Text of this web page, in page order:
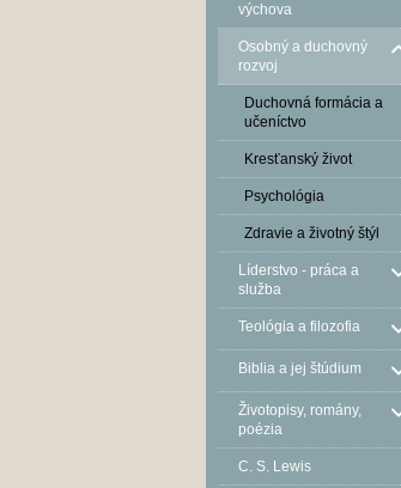
výchova
Osobný a duchovný
rozvoj
Duchovná formácia a
učeníctvo
Kresťanský život
Psychológia
Zdravie a životný štýl
Líderstvo - práca a
služba
Teológia a filozofia
Biblia a jej štúdium
Životopisy, romány,
poézia
C. S. Lewis